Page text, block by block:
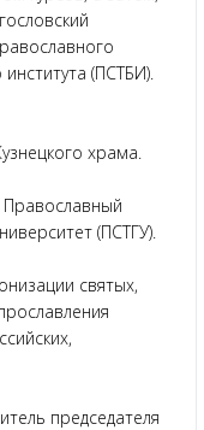
(ПСТБИ).
храма.
(ПСТГУ).
святых,
председателя